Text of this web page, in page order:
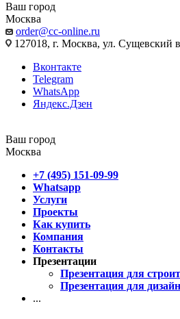
Ваш город
Москва
order@cc-online.ru
127018, г. Москва, ул. Сущевский
Вконтакте
Telegram
WhatsApp
Яндекс.Дзен
Ваш город
Москва
+7 (495) 151-09-99
Whatsapp
Услуги
Проекты
Как купить
Компания
Контакты
Презентации
Презентация для
Презентация для
...